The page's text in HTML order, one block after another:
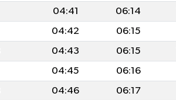
04:41 06:14
04:42 06:15
04:43 06:15
04:45 06:16
04:46 06:17